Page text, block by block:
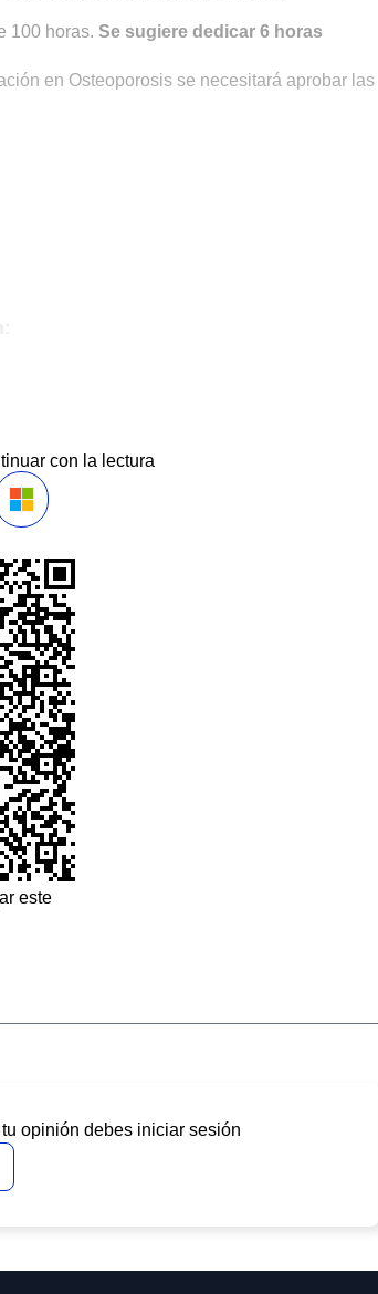
100 horas. Se sugiere dedicar 6 horas
en Osteoporosis se necesitará aprobar las
con la lectura
este
opinión debes iniciar sesión